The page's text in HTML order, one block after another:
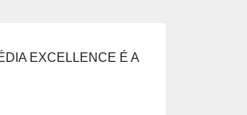
EXCELLENCE É A